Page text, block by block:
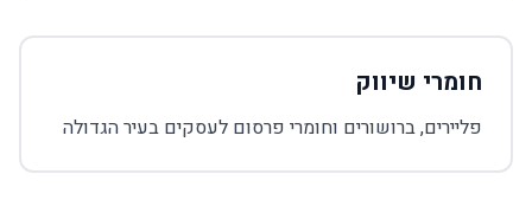
חומרי שיווק
פליירים, ברושורים וחומרי פרסום לעסקים בעיר הגדולה